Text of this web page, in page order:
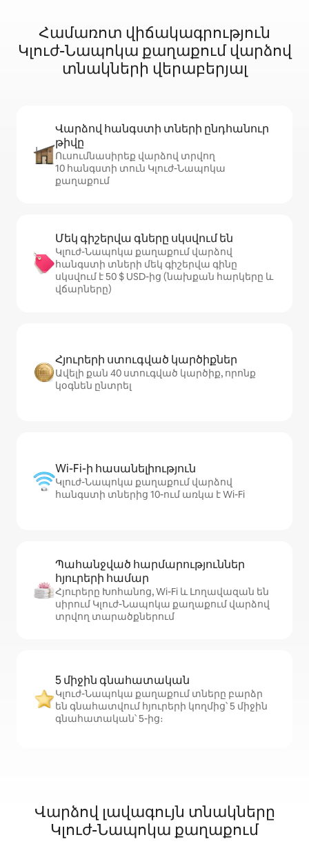
Համառոտ վիճակագրություն
Կլուժ-Նապոկա քաղաքում վարձով
տնակների վերաբերյալ
Վարձով հանգստի տների ընդհանուր
թիվը
Ուսումնասիրեք վարձով տրվող
10 հանգստի տուն Կլուժ-Նապոկա
քաղաքում
Մեկ գիշերվա գները սկսվում են
Կլուժ-Նապոկա քաղաքում վարձով
հանգստի տների մեկ գիշերվա գինը
սկսվում է 50 $ USD-ից (նախքան հարկերը և
վճարները)
Հյուրերի ստուգված կարծիքներ
Ավելի քան 40 ստուգված կարծիք, որոնք
կօգնեն ընտրել
Wi-Fi-ի հասանելիություն
Կլուժ-Նապոկա քաղաքում վարձով
հանգստի տներից 10-ում առկա է Wi-Fi
Պահանջված հարմարություններ
հյուրերի համար
Հյուրերը Խոհանոց, Wi-Fi և Լողավազան են
սիրում Կլուժ-Նապոկա քաղաքում վարձով
տրվող տարածքներում
5 միջին գնահատական
Կլուժ-Նապոկա քաղաքում տները բարձր
են գնահատվում հյուրերի կողմից՝ 5 միջին
գնահատական՝ 5-ից։
Վարձով լավագույն տնակները
Կլուժ-Նապոկա քաղաքում